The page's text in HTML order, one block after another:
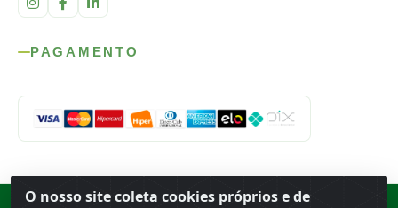
O nosso site coleta cookies próprios e de
PAGAMENTO